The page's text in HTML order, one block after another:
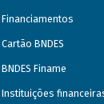
Financiamentos
Cartão BNDES
BNDES Finame
Instituições